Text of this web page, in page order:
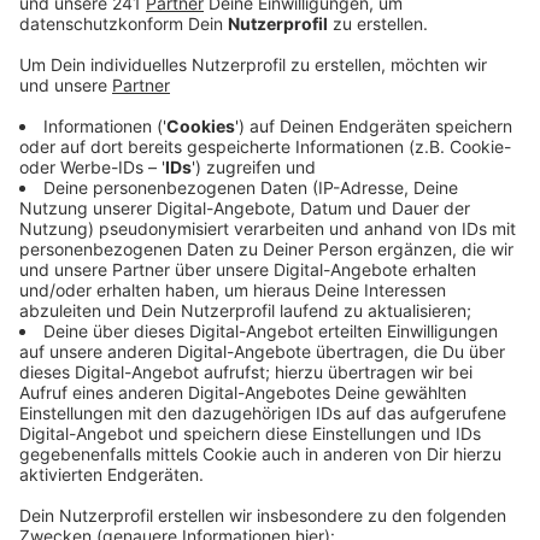
vorgestellt wurde.
Anzeige
Das Ministerium wirft dem
Landesbetrieb StraßenNRW schwere Versäumnisse
vor, die mindesten "mitursächlich" für den Unfall waren.
Eine Frau war in ihrem Auto von der herabfallenden
Betonplatte erschlagen worden. Die Platte war nicht
sachgemäß verankert und das war dem Landesbetrieb
bekannt, heißt es in dem Bericht. Er habe auch die
Baufirma darauf hingewiesen, aber keine Antwort
bekommen. Irgendwann habe der Landesbetrieb dann
aufgehört nachzufragen. Inzwischen ist die Baufirma
Jahren waren die Mängel nicht aufgefallen.